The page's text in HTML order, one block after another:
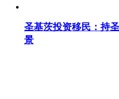
圣基茨投资移民：持
景